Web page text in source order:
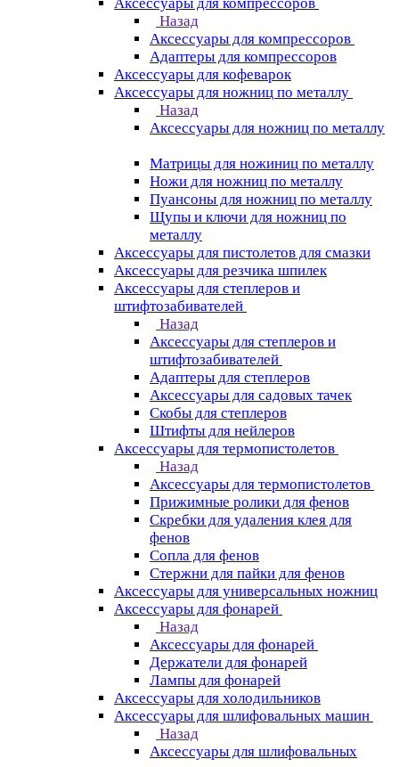
Назад
Аксессуары для компрессоров
Адаптеры для компрессоров
Аксессуары для кофеварок
Аксессуары для ножниц по металлу
Назад
Аксессуары для ножниц по металлу
Матрицы для ножиниц по металлу
Ножи для ножниц по металлу
Пуансоны для ножниц по металлу
Щупы и ключи для ножниц по
металлу
Аксессуары для пистолетов для смазки
Аксессуары для резчика шпилек
Аксессуары для степлеров и
штифтозабивателей
Назад
Аксессуары для степлеров и
штифтозабивателей
Адаптеры для степлеров
Аксессуары для садовых тачек
Скобы для степлеров
Штифты для нейлеров
Аксессуары для термопистолетов
Назад
Аксессуары для термопистолетов
Прижимные ролики для фенов
Скребки для удаления клея для
фенов
Сопла для фенов
Стержни для пайки для фенов
Аксессуары для универсальных ножниц
Аксессуары для фонарей
Назад
Аксессуары для фонарей
Держатели для фонарей
Лампы для фонарей
Аксессуары для холодильников
Аксессуары для шлифовальных машин
Назад
Аксессуары для шлифовальных